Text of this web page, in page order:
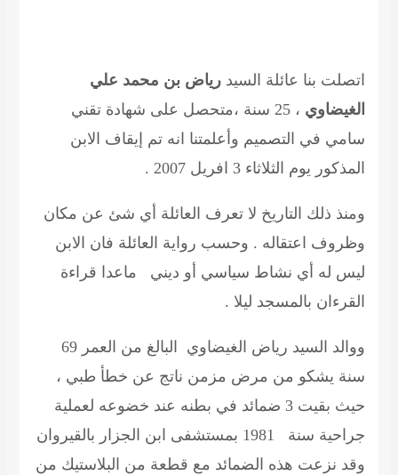
اتصلت بنا عائلة السيد رياض بن محمد علي
الغيضاوي
، 25 سنة ،متحصل على شهادة تقني
سامي في التصميم وأعلمتنا انه تم إيقاف الابن
المذكور يوم الثلاثاء 3 افريل 2007 .
ومنذ ذلك التاريخ لا تعرف العائلة أي شئ عن مكان
وظروف اعتقاله . وحسب رواية العائلة فان الابن
ليس له أي نشاط سياسي أو ديني ماعدا قراءة
القرءان بالمسجد ليلا .
ووالد السيد رياض الغيضاوي البالغ من العمر 69
سنة يشكو من مرض مزمن ناتج عن خطأ طبي ،
حيث بقيت 3 ضمائد في بطنه عند خضوعه لعملية
جراحية سنة 1981 بمستشفى ابن الجزار بالقيروان
وقد نزعت هذه الضمائد مع قطعة من البلاستيك من